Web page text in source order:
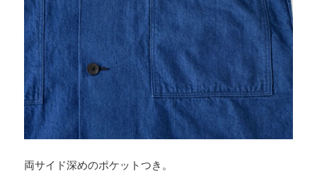
両サイド深めのポケットつき。